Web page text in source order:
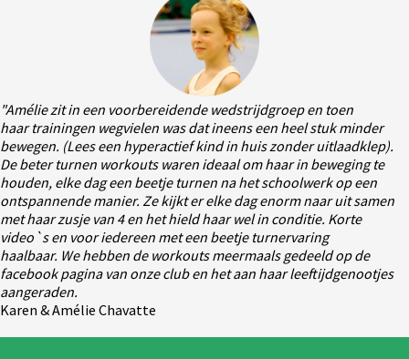
"Amélie zit in een voorbereidende wedstrijdgroep en toen
haar trainingen wegvielen was dat ineens een heel stuk minder
bewegen. (Lees een hyperactief kind in huis zonder uitlaadklep).
De beter turnen workouts waren ideaal om haar in beweging te
houden, elke dag een beetje turnen na het schoolwerk op een
ontspannende manier. Ze kijkt er elke dag enorm naar uit samen
met haar zusje van 4 en het hield haar wel in conditie. Korte
video`s en voor iedereen met een beetje turnervaring
haalbaar. We hebben de workouts meermaals gedeeld op de
facebook pagina van onze club en het aan haar leeftijdgenootjes
aangeraden.
Karen & Amélie Chavatte